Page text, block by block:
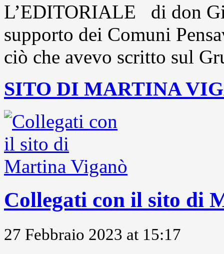
L’EDITORIALE di don
supporto dei Comuni
ciò che avevo scritto sul
SITO DI MARTINA
Collegati con il sito di
27 Febbraio 2023 at 15:17